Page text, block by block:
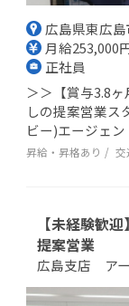
広島県東広
月給253,000
正社員
＞＞【賞与3.8
しの提案営業
ビー)エージェ
昇給・昇格あり 交
【未経験歓
提案営業
広島支店 ア